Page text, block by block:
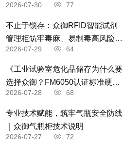
场景安全防线
2026-07-30 77
不止于锁存：众御RFID智能试剂
管理柜筑牢毒麻、易制毒高风险药
品全流程管控防线
2026-07-29 64
《工业试验室危化品储存为什么要
选择众御？FM6050认证标准硬核
优势全解析》
2026-07-28 68
专业技术赋能，筑牢气瓶安全防线
｜众御气瓶柜技术说明
2026-07-27 72